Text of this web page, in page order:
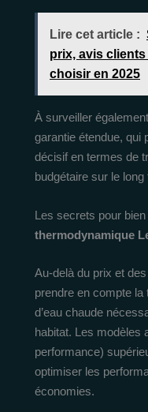
Lire cet article :
prix, avis
choisir en 2025
À surveiller
garantie étendue, qui
décisif en termes de
budgétaire sur le long
Les secrets pour
thermodynamique
Au-delà du prix et
prendre en compte la
d’eau chaude
habitat. Les modèles
performance)
optimiser les
économies.